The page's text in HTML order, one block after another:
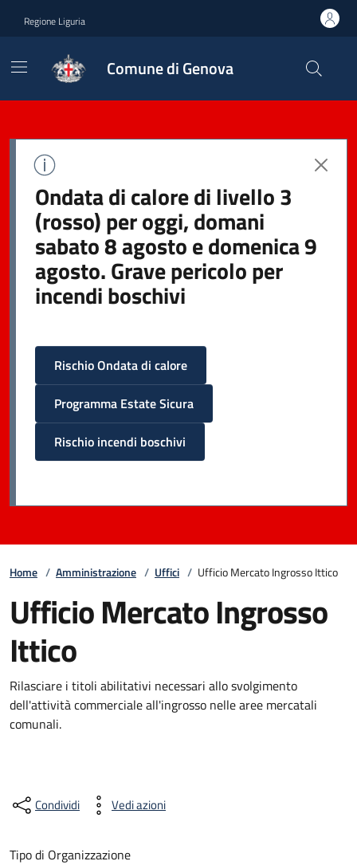
Regione Liguria
Comune di Genova
Ondata di calore di livello 3
(rosso) per oggi, domani
sabato 8 agosto e domenica 9
agosto. Grave pericolo per
incendi boschivi
Rischio Ondata di calore
Programma Estate Sicura
Rischio incendi boschivi
Home / Amministrazione / Uffici / Ufficio Mercato Ingrosso Ittico
Ufficio Mercato Ingrosso
Ittico
Rilasciare i titoli abilitativi necessari allo svolgimento
dell'attività commerciale all'ingrosso nelle aree mercatali
comunali.
Condividi Vedi azioni
Tipo di Organizzazione